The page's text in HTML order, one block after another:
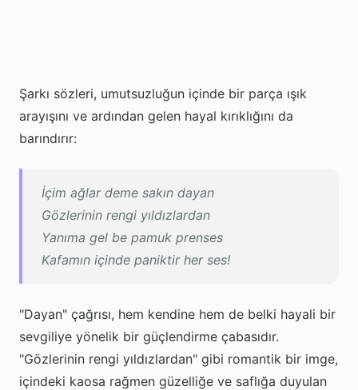
Şarkı sözleri, umutsuzluğun içinde bir parça ışık
arayışını ve ardından gelen hayal kırıklığını da
barındırır:
İçim ağlar deme sakın dayan
Gözlerinin rengi yıldızlardan
Yanıma gel be pamuk prenses
Kafamın içinde paniktir her ses!
"Dayan" çağrısı, hem kendine hem de belki hayali bir
sevgiliye yönelik bir güçlendirme çabasıdır.
"Gözlerinin rengi yıldızlardan" gibi romantik bir imge,
içindeki kaosa rağmen güzelliğe ve saflığa duyulan